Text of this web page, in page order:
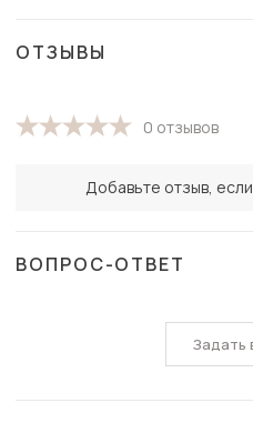
ОТЗЫВЫ
0 отзывов
Добавьте отзыв,
ВОПРОС-ОТВЕТ
Задать